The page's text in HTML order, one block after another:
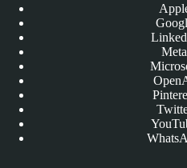
Meta